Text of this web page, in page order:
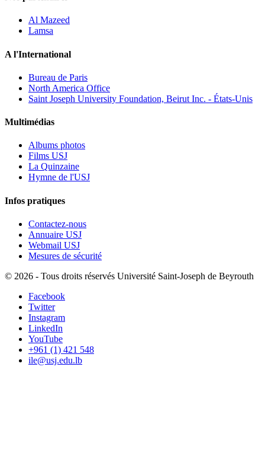
Al Mazeed
Lamsa
A l'International
Bureau de Paris
North America Office
Saint Joseph University Foundation, Beirut Inc. - États-Unis
Multimédias
Albums photos
Films USJ
La Quinzaine
Hymne de l'USJ
Infos pratiques
Contactez-nous
Annuaire USJ
Webmail USJ
Mesures de sécurité
© 2026 - Tous droits réservés Université Saint-Joseph de Beyrouth
Facebook
Twitter
Instagram
LinkedIn
YouTube
+961 (1) 421 548
ile@usj.edu.lb